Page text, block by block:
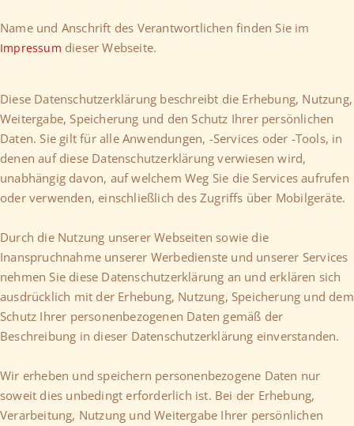
Name und Anschrift des Verantwortlichen finden Sie im
Impressum dieser Webseite.
Diese Datenschutzerklärung beschreibt die Erhebung, Nutzung,
Weitergabe, Speicherung und den Schutz Ihrer persönlichen
Daten. Sie gilt für alle Anwendungen, -Services oder -Tools, in
denen auf diese Datenschutzerklärung verwiesen wird,
unabhängig davon, auf welchem Weg Sie die Services aufrufen
oder verwenden, einschließlich des Zugriffs über Mobilgeräte.
Durch die Nutzung unserer Webseiten sowie die
Inanspruchnahme unserer Werbedienste und unserer Services
nehmen Sie diese Datenschutzerklärung an und erklären sich
ausdrücklich mit der Erhebung, Nutzung, Speicherung und dem
Schutz Ihrer personenbezogenen Daten gemäß der
Beschreibung in dieser Datenschutzerklärung einverstanden.
Wir erheben und speichern personenbezogene Daten nur
soweit dies unbedingt erforderlich ist. Bei der Erhebung,
Verarbeitung, Nutzung und Weitergabe Ihrer persönlichen